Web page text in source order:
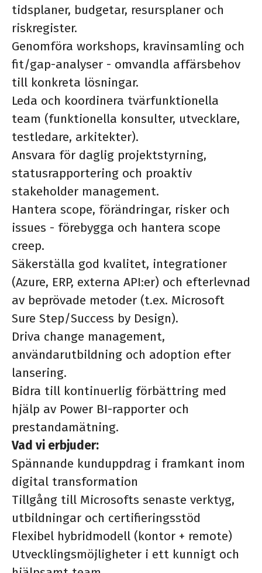
tidsplaner, budgetar, resursplaner och
riskregister.
Genomföra workshops, kravinsamling och
fit/gap-analyser - omvandla affärsbehov
till konkreta lösningar.
Leda och koordinera tvärfunktionella
team (funktionella konsulter, utvecklare,
testledare, arkitekter).
Ansvara för daglig projektstyrning,
statusrapportering och proaktiv
stakeholder management.
Hantera scope, förändringar, risker och
issues - förebygga och hantera scope
creep.
Säkerställa god kvalitet, integrationer
(Azure, ERP, externa API:er) och efterlevnad
av beprövade metoder (t.ex. Microsoft
Sure Step/Success by Design).
Driva change management,
användarutbildning och adoption efter
lansering.
Bidra till kontinuerlig förbättring med
hjälp av Power BI-rapporter och
prestandamätning.
Vad vi erbjuder:
Spännande kunduppdrag i framkant inom
digital transformation
Tillgång till Microsofts senaste verktyg,
utbildningar och certifieringsstöd
Flexibel hybridmodell (kontor + remote)
Utvecklingsmöjligheter i ett kunnigt och